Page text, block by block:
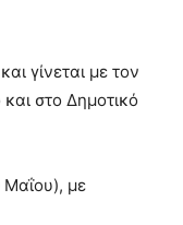
γίνεται με τον
στο Δημοτικό
Μαΐου), με